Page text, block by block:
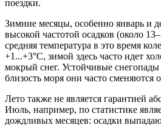
поездки.
Зимние месяцы, особенно январь и
высокой частотой осадков (около
средняя температура в это время
+1...+3°C, зимой здесь часто идет
мокрый снег. Устойчивые
близость моря они часто сменяются
Лето также не является гарантией
Июль, например, по статистике
дождливых месяцев: осадки